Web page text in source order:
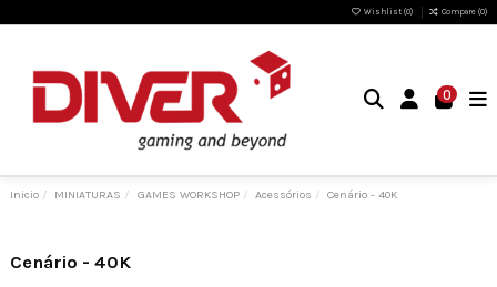
Wishlist (0) Compare (0)
0
Inicio MINIATURAS GAMES WORKSHOP Acessórios Cenário - 40K
Cenário - 40K